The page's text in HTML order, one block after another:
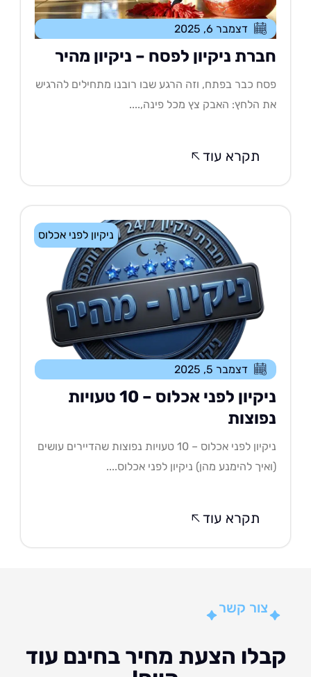
דצמבר 6, 2025
ניקיון לפסח – ניקיון מהיר
כבר בפתח, וזה הרגע שבו רובנו מתחילים להרגיש
הלחץ: האבק צץ מכל פינה,....
תקרא עוד
ניקיון לפני אכלוס
דצמבר 5, 2025
ניקיון לפני אכלוס – 10 טעויות
ניקיון לפני אכלוס – 10 טעויות נפוצות שהדיירים עושים
להימנע מהן) ניקיון לפני אכלוס....
תקרא עוד
צור קשר
הצעת מחיר בחינם עוד